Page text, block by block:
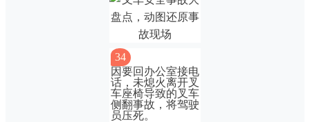
34
因要回办公室接电
话，未熄火离开叉
车座椅导致的叉车
侧翻事故，将驾驶
员压死。